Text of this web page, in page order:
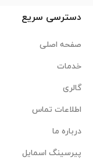
دسترسی سریع
صفحه اصلی
خدمات
گالری
اطلاعات تماس
درباره ما
پیرسینگ اسمایل